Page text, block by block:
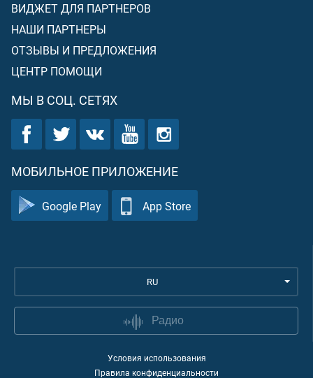
ВИДЖЕТ ДЛЯ ПАРТНЕРОВ
НАШИ ПАРТНЕРЫ
ОТЗЫВЫ И ПРЕДЛОЖЕНИЯ
ЦЕНТР ПОМОЩИ
МЫ В СОЦ. СЕТЯХ
МОБИЛЬНОЕ ПРИЛОЖЕНИЕ
Google Play App Store
RU
Радио
Условия использования
Правила конфиденциальности